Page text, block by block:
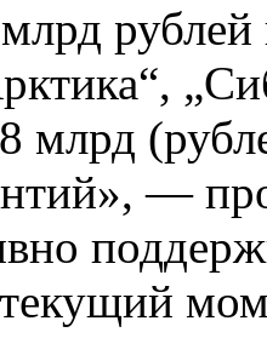
рублей
млрд
—